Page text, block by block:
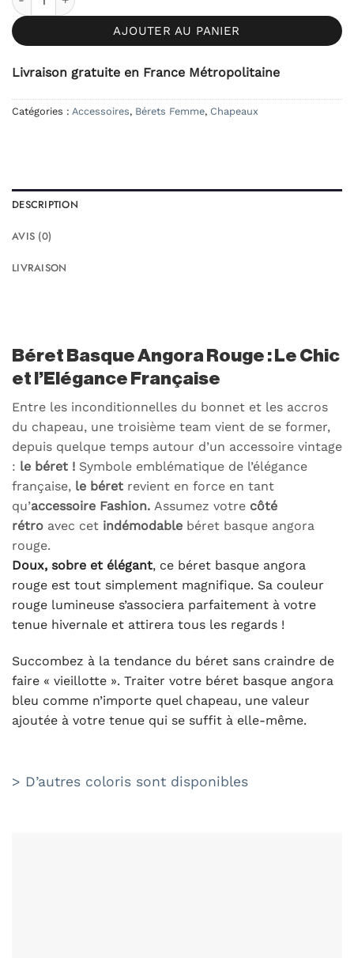
AJOUTER AU PANIER
Livraison gratuite en France Métropolitaine
Catégories : Accessoires, Bérets Femme, Chapeaux
DESCRIPTION
AVIS (0)
LIVRAISON
Béret Basque Angora Rouge : Le Chic
et l’Elégance Française
Entre les inconditionnelles du bonnet et les accros
du chapeau, une troisième team vient de se former,
depuis quelque temps autour d’un accessoire vintage
: le béret ! Symbole emblématique de l’élégance
française, le béret revient en force en tant
qu’accessoire Fashion. Assumez votre côté
rétro avec cet indémodable béret basque angora
rouge.
Doux, sobre et élégant, ce béret basque angora
rouge est tout simplement magnifique. Sa couleur
rouge lumineuse s’associera parfaitement à votre
tenue hivernale et attirera tous les regards !
Succombez à la tendance du béret sans craindre de
faire « vieillotte ». Traiter votre béret basque angora
bleu comme n’importe quel chapeau, une valeur
ajoutée à votre tenue qui se suffit à elle-même.
> D’autres coloris sont disponibles